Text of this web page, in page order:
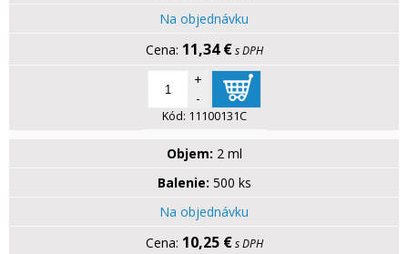
Na objednávku
11,34 € s DPH
+
-
Kód: 11100131C
Objem: 2 ml
Balenie: 500 ks
Na objednávku
10,25 € s DPH